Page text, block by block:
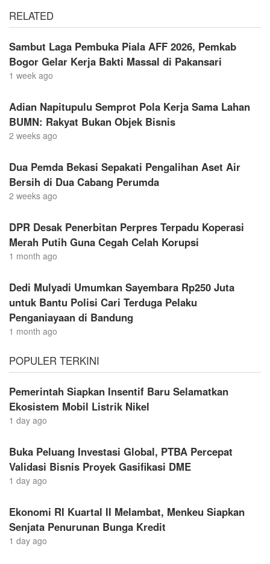
RELATED
Sambut Laga Pembuka Piala AFF 2026, Pemkab
Bogor Gelar Kerja Bakti Massal di Pakansari
1 week ago
Adian Napitupulu Semprot Pola Kerja Sama Lahan
BUMN: Rakyat Bukan Objek Bisnis
2 weeks ago
Dua Pemda Bekasi Sepakati Pengalihan Aset Air
Bersih di Dua Cabang Perumda
2 weeks ago
DPR Desak Penerbitan Perpres Terpadu Koperasi
Merah Putih Guna Cegah Celah Korupsi
1 month ago
Dedi Mulyadi Umumkan Sayembara Rp250 Juta
untuk Bantu Polisi Cari Terduga Pelaku
Penganiayaan di Bandung
1 month ago
POPULER TERKINI
Pemerintah Siapkan Insentif Baru Selamatkan
Ekosistem Mobil Listrik Nikel
1 day ago
Buka Peluang Investasi Global, PTBA Percepat
Validasi Bisnis Proyek Gasifikasi DME
1 day ago
Ekonomi RI Kuartal II Melambat, Menkeu Siapkan
Senjata Penurunan Bunga Kredit
1 day ago